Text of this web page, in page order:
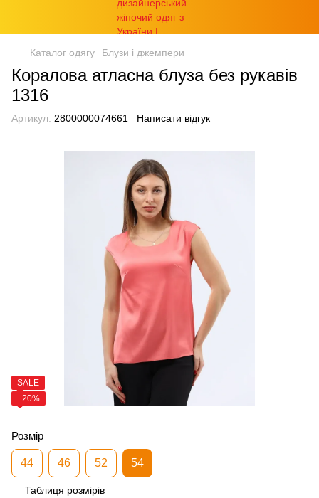
Каталог одягу Блузи і джемпери
Коралова атласна блуза без рукавів
1316
Артикул: 2800000074661 Написати відгук
SALE
−20%
Розмір
44 46 52 54
Таблиця розмірів